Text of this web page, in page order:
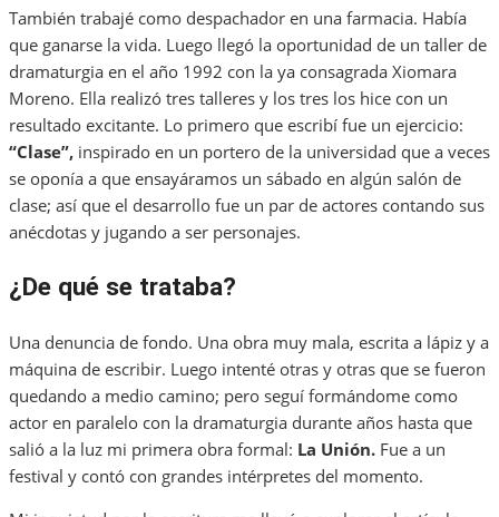
También trabajé como despachador en una farmacia. Había
que ganarse la vida. Luego llegó la oportunidad de un taller de
dramaturgia en el año 1992 con la ya consagrada Xiomara
Moreno. Ella realizó tres talleres y los tres los hice con un
resultado excitante. Lo primero que escribí fue un ejercicio:
“Clase”, inspirado en un portero de la universidad que a veces
se oponía a que ensayáramos un sábado en algún salón de
clase; así que el desarrollo fue un par de actores contando sus
anécdotas y jugando a ser personajes.
¿De qué se trataba?
Una denuncia de fondo. Una obra muy mala, escrita a lápiz y a
máquina de escribir. Luego intenté otras y otras que se fueron
quedando a medio camino; pero seguí formándome como
actor en paralelo con la dramaturgia durante años hasta que
salió a la luz mi primera obra formal: La Unión. Fue a un
festival y contó con grandes intérpretes del momento.